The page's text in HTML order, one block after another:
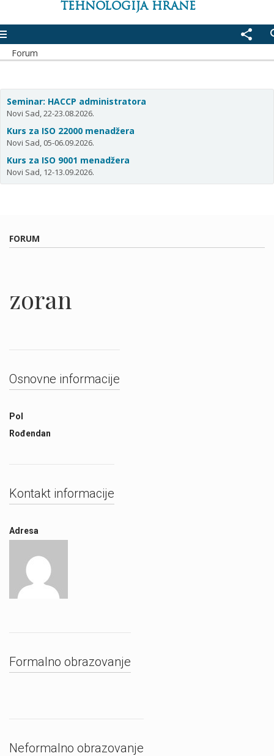
TEHNOLOGIJA HRANE
share
Forum
Seminar: HACCP administratora
Novi Sad, 22-23.08.2026.
Kurs za ISO 22000 menadžera
Novi Sad, 05-06.09.2026.
Kurs za ISO 9001 menadžera
Novi Sad, 12-13.09.2026.
FORUM
zoran
Osnovne informacije
Pol
Rođendan
Kontakt informacije
Adresa
Formalno obrazovanje
Neformalno obrazovanje